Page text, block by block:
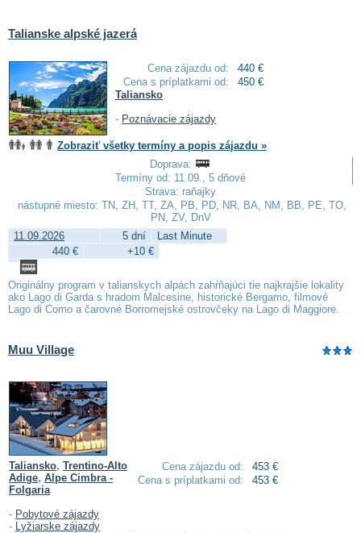
Talianske alpské jazerá
Cena zájazdu od:
440 €
Cena s príplatkami od:
450 €
Taliansko
- Poznávacie zájazdy
Zobraziť všetky termíny a popis zájazdu »
Doprava:
Termíny od: 11.09., 5 dňové
Strava: raňajky
nástupné miesto: TN, ZH, TT, ZA, PB, PD, NR, BA, NM, BB, PE, TO,
PN, ZV, DnV
11.09.2026
5 dní
Last Minute
440 €
+10 €
Originálny program v talianskych alpách zahŕňajúci tie najkrajšie lokality
ako Lago di Garda s hradom Malcesine, historické Bergamo, filmové
Lago di Como a čarovné Borromejské ostrovčeky na Lago di Maggiore.
Muu Village
Cena zájazdu od:
453 €
Cena s príplatkami od:
453 €
Taliansko, Trentino-Alto
Adige, Alpe Cimbra -
Folgaria
- Pobytové zájazdy
- Lyžiarske zájazdy